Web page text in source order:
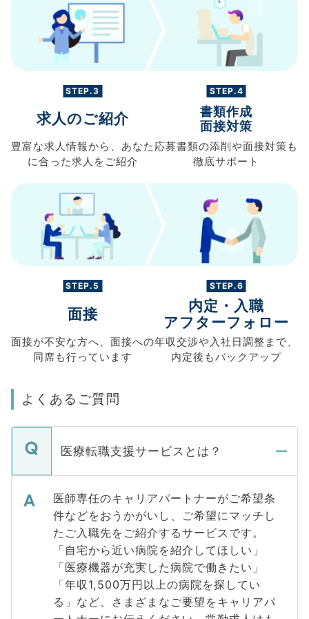
STEP.3
求人のご紹介
豊富な求人情報から、 あなた
に合った求人を ご紹介
STEP.4
書類作成
面接対策
応募書類の添削や面接対策も
徹底サポート
STEP.5
面接
面接が不安な方へ、 面接への
同席も行っています
STEP.6
内定・入職
アフターフォロー
年収交渉や入社日調整まで、
内定後もバックアップ
よくあるご質問
医療転職支援サービスとは？
医師専任のキャリアパートナーがご希望条
件などをおうかがいし、ご希望にマッチし
たご入職先をご紹介するサービスです。
「自宅から近い病院を紹介してほしい」
「医療機器が充実した病院で働きたい」
「年収1,500万円以上の病院を探してい
る」など、さまざまなご要望をキャリアパ